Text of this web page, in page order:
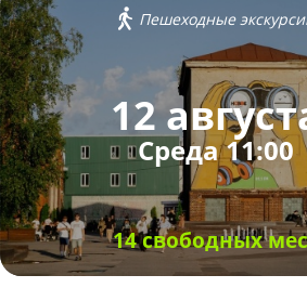
Пешеходные
12
Среда 11:00
14 свободных